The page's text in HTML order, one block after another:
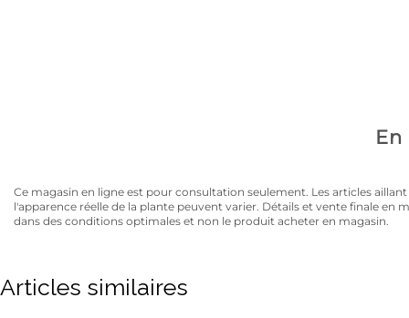
Ce magasin en ligne est pour consultation seulement. Les articles
l'apparence réelle de la plante peuvent varier. Détails et vente finale
dans des conditions optimales et non le produit acheter en magasin.
Articles similaires